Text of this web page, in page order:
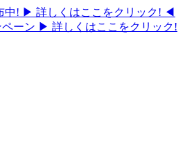
中! ▶ 詳しくはここをクリック! ◀
ーン ▶ 詳しくはここをクリック!